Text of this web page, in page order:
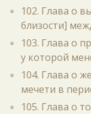
102. Глава о
близости]
103. Глава о
у которой
104. Глава о
мечети в
105. Глава о